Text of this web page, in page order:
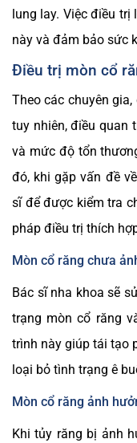
lung lay. Việc điều
này và đảm bảo sức
Điều trị mòn cổ
Theo các chuyên
tuy nhiên, điều quan
và mức độ tổn
đó, khi gặp vấn đề
sĩ để được kiểm tra
pháp điều trị thích
Mòn cổ răng chưa
Bác sĩ nha khoa sẽ
trạng mòn cổ răng
trình này giúp tái tạo
loại bỏ tình trạng ê
Mòn cổ răng ảnh
Khi tủy răng bị ảnh